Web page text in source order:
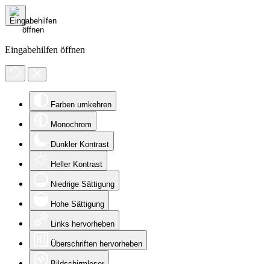
Eingabehilfen öffnen
Farben umkehren
Monochrom
Dunkler Kontrast
Heller Kontrast
Niedrige Sättigung
Hohe Sättigung
Links hervorheben
Überschriften hervorheben